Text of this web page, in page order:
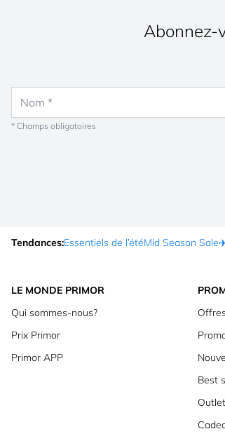
Abonnez-
* Champs obligatoires
Tendances:Essentiels de l’étéMid Season Sale
LE MONDE PRIMOR
Qui sommes-nous?
Prix Primor
Primor APP
Best
Outlet